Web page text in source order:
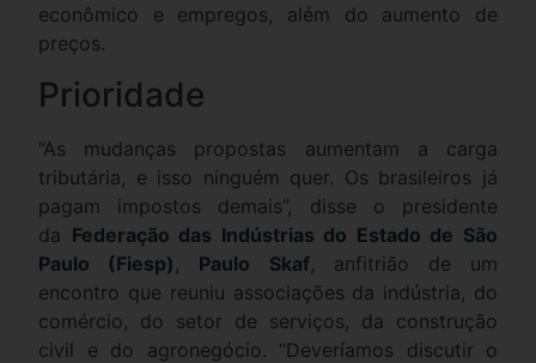
econômico e empregos, além do aumento de
preços.
Prioridade
“As mudanças propostas aumentam a carga
tributária, e isso ninguém quer. Os brasileiros já
pagam impostos demais”, disse o presidente
da Federação das Indústrias do Estado de São
Paulo (Fiesp)
Paulo Skaf, anfitrião de um
encontro que reuniu associações da indústria, do
comércio, do setor de serviços, da construção
civil e do agronegócio. “Deveríamos discutir o